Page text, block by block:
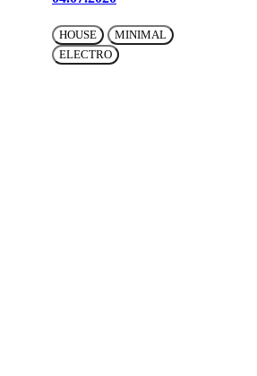
HOUSE
MINIMAL
ELECTRO